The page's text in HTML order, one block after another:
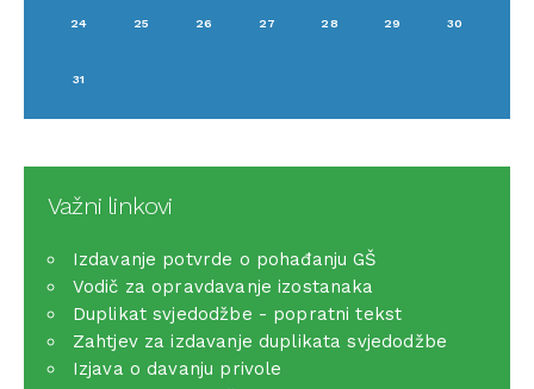
24 25 26 27 28 29 30
31
Važni linkovi
Izdavanje potvrde o pohađanju GŠ
Vodič za opravdavanje izostanaka
Duplikat svjedodžbe - popratni tekst
Zahtjev za izdavanje duplikata svjedodžbe
Izjava o davanju privole